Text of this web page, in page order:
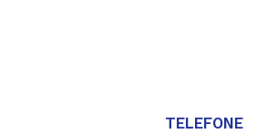
TELEFONE